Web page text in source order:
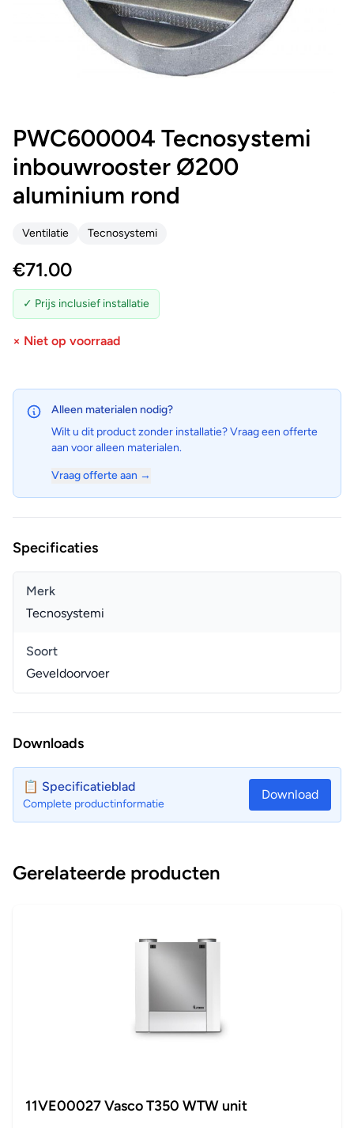
PWC600004 Tecnosystemi
inbouwrooster Ø200
aluminium rond
Ventilatie Tecnosystemi
€71.00
✓ Prijs inclusief installatie
× Niet op voorraad
Alleen materialen nodig?
Wilt u dit product zonder installatie? Vraag een offerte
aan voor alleen materialen.
Vraag offerte aan →
Specificaties
Merk
Tecnosystemi
Soort
Geveldoorvoer
Downloads
📋 Specificatieblad
Complete productinformatie
Download
Gerelateerde producten
11VE00027 Vasco T350 WTW unit